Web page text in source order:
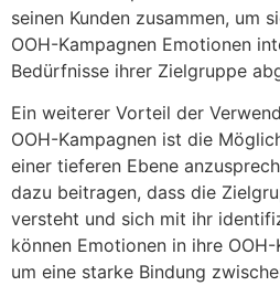
seinen Kunden zusammen, um
OOH-Kampagnen Emotionen
Bedürfnisse ihrer Zielgruppe
Ein weiterer Vorteil der
OOH-Kampagnen ist die
einer tieferen Ebene
dazu beitragen, dass die
versteht und sich mit ihr
können Emotionen in ihre
um eine starke Bindung